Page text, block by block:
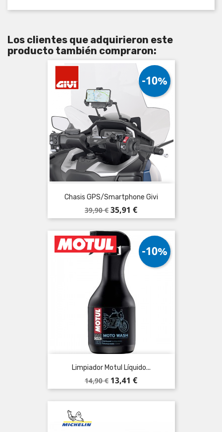
Los clientes que adquirieron este
producto también compraron:
Chasis GPS/smartphone Givi
Precio
base
39,90 €
-10%
Precio
35,91 €
Limpiador Motul Líquido...
Precio
base
14,90 €
-10%
Precio
13,41 €